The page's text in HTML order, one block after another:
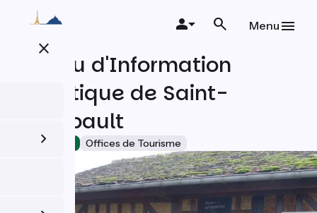
principal
close
Menu
Bureau d'Information
Touristique de Saint-
Fraimbault
Accueil Vélo Offices de Tourisme